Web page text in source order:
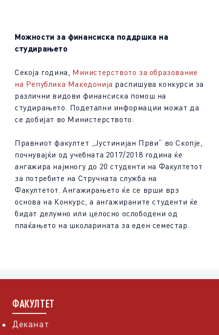
Можности за финансиска поддршка на
студирањето
Секоја година, Министерството за образование
на Република Македонија распишува конкурси за
различни видови финансиска помош на
студирањето. Подетални информации можат да
се добијат во Министерството.
Правниот факултет „Јустинијан Први“ во Скопје,
почнувајќи од учебната 2017/2018 година ќе
ангажира најмногу до 20 студенти на Факултетот
за потребите на Стручната служба на
Факултетот. Ангажирањето ќе се врши врз
основа на Конкурс, а ангажираните студенти ќе
бидат делумно или целосно ослободени од
плаќањето на школарината за еден семестар.
ФАКУЛТЕТ
Деканат